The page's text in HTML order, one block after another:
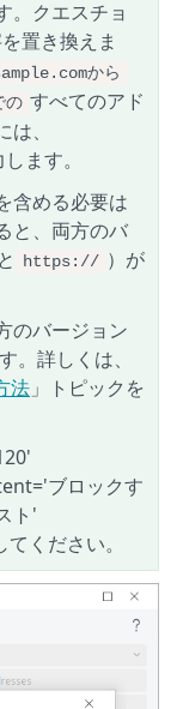
。クエスチョ
置き換えま
から
の すべてのアド
、
ます。
含める必要は
と、両方のバ
と https:// ）が
のバージョン
。詳しくは、
法 」トピックを
ブロックす
ト'
ください。